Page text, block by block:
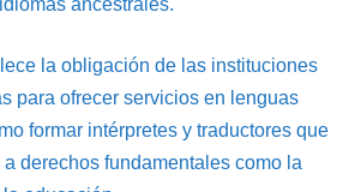
la obligación de las instituciones
para ofrecer servicios en lenguas
formar intérpretes y traductores que
derechos fundamentales como la